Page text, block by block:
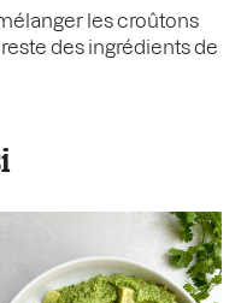
les croûtons
des ingrédients de